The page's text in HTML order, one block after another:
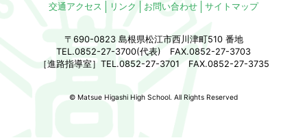
交通アクセス リンク お問い合わせ サイトマップ
〒690-0823 島根県松江市西川津町510 番地
TEL.0852-27-3700(代表) FAX.0852-27-3703
［進路指導室］TEL.0852-27-3701 FAX.0852-27-3735
© Matsue Higashi High School. All Rights Reserved